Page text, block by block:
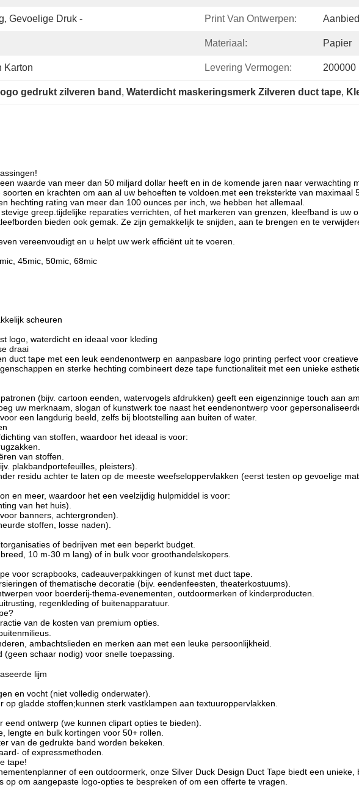
Gevoelige Druk - Print Van Ontwerpen:
Materiaal: Papier
Karton Levering Vermogen: 200000
gedrukt zilveren band , Waterdicht maskeringsmerk Zilveren duct tape,
waarde van meer dan 50 miljard dollar heeft en in de komende jaren naar verwachting
en krachten om aan al uw behoeften te voldoen.met een treksterkte van
hechting rating van meer dan 100 ounces per inch, we hebben het allemaal.
greep.tijdelijke reparaties verrichten, of het markeren van grenzen, kleefband is uw
bieden ook gemak. Ze zijn gemakkelijk te snijden, aan te brengen en te
vereenvoudigt en u helpt uw werk efficiënt uit te voeren.
45mic, 50mic, 68mic
scheuren
logo, waterdicht en ideaal voor kleding
draai
duct tape met een leuk eendenontwerp en aanpasbare logo printing perfect voor
en sterke hechting combineert deze tape functionaliteit met een unieke
(bijv. cartoon eenden, watervogels afdrukken) geeft een eigenzinnige touch aan
uw merknaam, slogan of kunstwerk toe naast het eendenontwerp voor
een langdurig beeld, zelfs bij blootstelling aan buiten of water.
van stoffen, waardoor het ideaal is voor:
van stoffen.
plakbandportefeuilles, pleisters).
residu achter te laten op de meeste weefseloppervlakken (eerst testen op gevoelige
en meer, waardoor het een veelzijdig hulpmiddel is voor:
van het huis).
banners, achtergronden).
stoffen, losse naden).
of bedrijven met een beperkt budget.
10 m-30 m lang) of in bulk voor groothandelskopers.
voor scrapbooks, cadeauverpakkingen of kunst met duct tape.
of thematische decoratie (bijv. eendenfeesten, theaterkostuums).
voor boerderij-thema-evenementen, outdoormerken of kinderproducten.
regenkleding of buitenapparatuur.
van de kosten van premium opties.
milieus.
ambachtslieden en merken aan met een leuke persoonlijkheid.
schaar nodig) voor snelle toepassing.
lijm
en vocht (niet volledig onderwater).
op gladde stoffen;kunnen sterk vastklampen aan textuuroppervlakken.
ontwerp (we kunnen clipart opties te bieden).
lengte en bulk kortingen voor 50+ rollen.
van de gedrukte band worden bekeken.
of expressmethoden.
tape!
of een outdoormerk, onze Silver Duck Design Duct Tape biedt een
op om aangepaste logo-opties te bespreken of om een offerte te vragen.